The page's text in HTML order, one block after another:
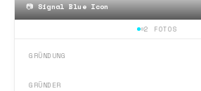
📷Signal Blue Icon
2 FOTOS
GRÜNDUNG
GRÜNDER